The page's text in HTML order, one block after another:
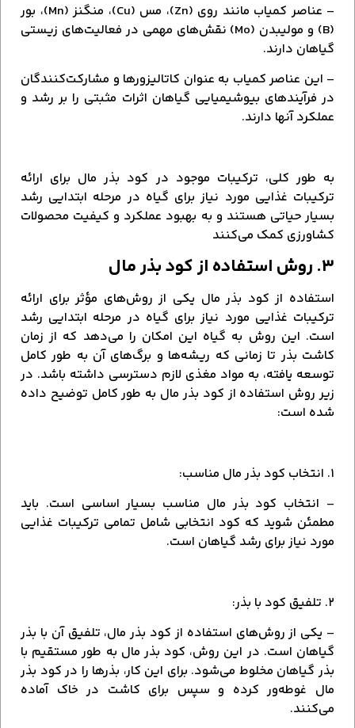
– عناصر کمیاب مانند روی (Zn)، مس (Cu)، منگنز (Mn)، بور
(B) و مولیبدن (Mo) نقش‌های مهمی در فعالیت‌های زیستی
گیاهان دارند.
– این عناصر کمیاب به عنوان کاتالیزورها و مشارکت‌کنندگان
در فرآیندهای بیوشیمیایی گیاهان اثرات مثبتی را بر رشد و
عملکرد آنها دارند.
به طور کلی، ترکیبات موجود در کود بذر مال برای ارائه
ترکیبات غذایی مورد نیاز برای گیاه در مرحله ابتدایی رشد
بسیار حیاتی هستند و به بهبود عملکرد و کیفیت محصولات
کشاورزی کمک می‌کنند
۳. روش استفاده از کود بذر مال
استفاده از کود بذر مال یکی از روش‌های مؤثر برای ارائه
ترکیبات غذایی مورد نیاز برای گیاه در مرحله ابتدایی رشد
است. این روش به گیاه این امکان را می‌دهد که از زمان
کاشت بذر تا زمانی که ریشه‌ها و برگ‌های آن به طور کامل
توسعه یافته، به مواد مغذی لازم دسترسی داشته باشد. در
زیر روش استفاده از کود بذر مال به طور کامل توضیح داده
شده است:
۱. انتخاب کود بذر مال مناسب:
– انتخاب کود بذر مال مناسب بسیار اساسی است. باید
مطمئن شوید که کود انتخابی شامل تمامی ترکیبات غذایی
مورد نیاز برای رشد گیاهان است.
۲. تلفیق کود با بذر:
– یکی از روش‌های استفاده از کود بذر مال، تلفیق آن با بذر
گیاهان است. در این روش، کود بذر مال به طور مستقیم با
بذر گیاهان مخلوط می‌شود. برای این کار، بذرها را در کود بذر
مال غوطه‌ور کرده و سپس برای کاشت در خاک آماده
می‌کنند.